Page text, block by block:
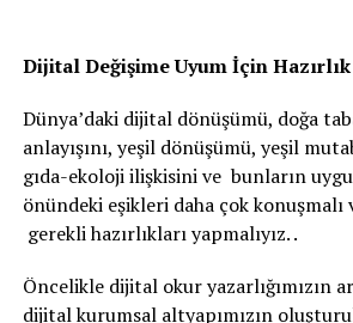
Dijital Değişime Uyum İçin Hazırlık
Dünya’daki dijital dönüşümü, doğa
anlayışını, yeşil dönüşümü, yeşil
gıda-ekoloji ilişkisini ve bunların
önündeki eşikleri daha çok
gerekli hazırlıkları yapmalıyız. .
Öncelikle dijital okur yazarlığımızın
dijital kurumsal altyapımızın